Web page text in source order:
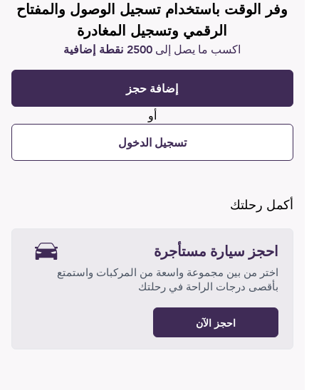
وفر الوقت باستخدام تسجيل الوصول والمفتاح
الرقمي وتسجيل المغادرة
اكسب ما يصل إلى2500 نقطة إضافية
إضافة حجز
تسجيل الدخول
أكمل رحلتك
احجز سيارة مستأجرة
اختر من بين مجموعة واسعة من المركبات واستمتع
بأقصى درجات الراحة في رحلتك
احجز الآن